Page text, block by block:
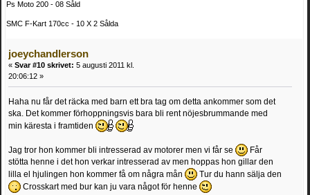
Ps Moto 200 - 08 Såld
SMC F-Kart 170cc - 10 X 2 Sålda
joeychandlerson
« Svar #10 skrivet: 5 augusti 2011 kl.
20:06:12 »
Haha nu får det räcka med barn ett bra tag om detta ankommer som det
ska. Det kommer förhoppningsvis bara bli rent nöjesbrummande med
min käresta i framtiden
Jag tror hon kommer bli intresserad av motorer men vi får se
Får
stötta henne i det hon verkar intresserad av men hoppas hon gillar den
lilla el hjulingen hon kommer få om några mån
Tur du hann sälja den
Crosskart med bur kan ju vara något för henne